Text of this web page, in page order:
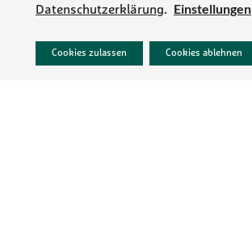
IMPRESSUM
Datenschutzerklärung. Einstellungen
Cookies zulassen Cookies ablehnen